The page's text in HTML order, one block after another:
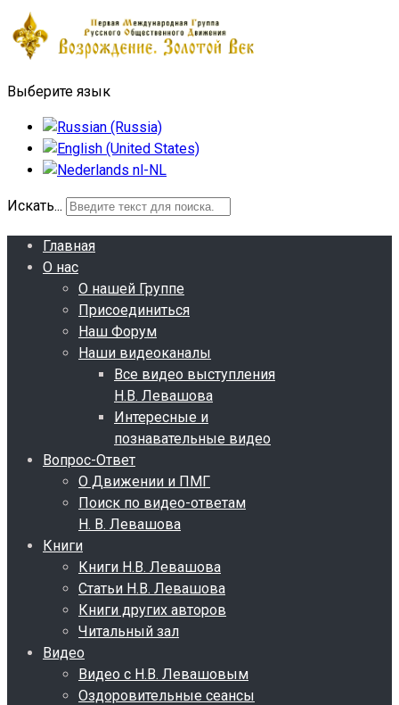
Выберите язык
Искать...
Главная
О нас
О нашей Группе
Присоединиться
Наш Форум
Наши видеоканалы
Все видео выступления
Н.В. Левашова
Интересные и
познавательные видео
Вопрос-Ответ
О Движении и ПМГ
Поиск по видео-ответам
Н. В. Левашова
Книги
Книги Н.В. Левашова
Статьи Н.В. Левашова
Книги других авторов
Читальный зал
Видео
Видео с Н.В. Левашовым
Оздоровительные сеансы